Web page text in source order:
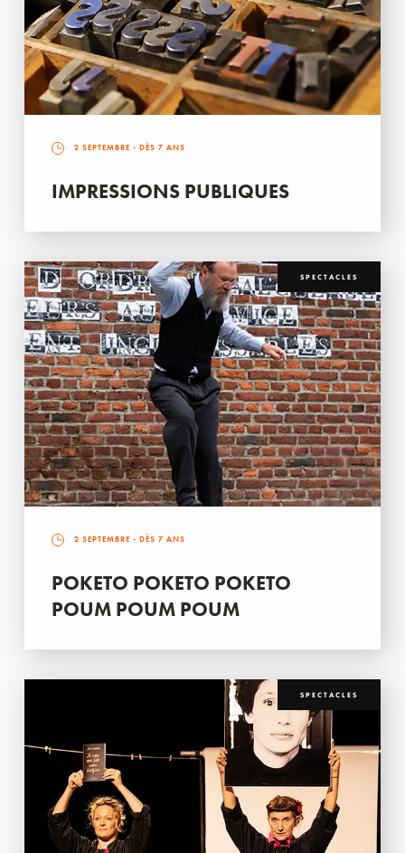
2 SEPTEMBRE - DÈS 7 ANS
IMPRESSIONS PUBLIQUES
SPECTACLES
2 SEPTEMBRE - DÈS 7 ANS
POKETO POKETO POKETO
POUM POUM POUM
SPECTACLES